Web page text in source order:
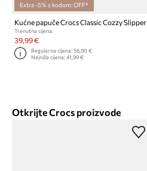
Extra -5% s kodom: OFF*
Kućne papuče Crocs Classic Cozzy Slipper
Trenutna cijena:
39,99 €
Regularna cijena:56,90 €
Najniža cijena:41,99 €
Otkrijte Crocs proizvode